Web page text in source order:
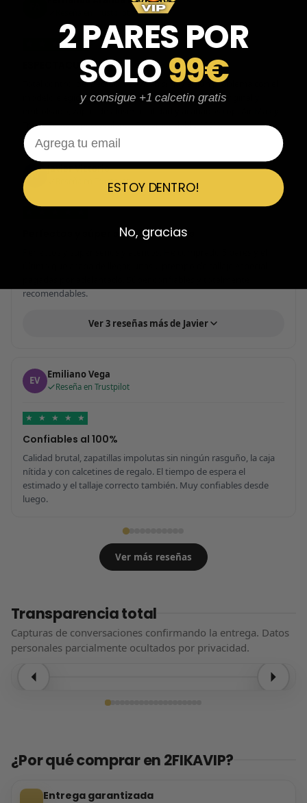
★
ESPECTACULARES
Total control del pedido, te avisan si hay algún problema con el
modelo elegido, empaquetado perfecto con caja original y
Travis Scott espectaculares. Recomendable 100%.
JV Javier Victorio
Reseña en Trustpilot
Perfectos y súper serios y atentos
recomendables.
Ver 3 reseñas más de Javier
EV Emiliano Vega
Reseña en Trustpilot
★ ★ ★ ★ ★
Confiables al 100%
Calidad brutal, zapatillas impolutas sin ningún rasguño, la caja
nítida y con calcetines de regalo. El tiempo de espera el
estimado y el tallaje correcto también. Muy confiables desde
luego.
Ver más reseñas
Transparencia total
Capturas de conversaciones confirmando la entrega. Datos
personales parcialmente ocultados por privacidad.
¿Por qué comprar en 2FIKAVIP?
Entrega garantizada
2 PARES POR
SOLO99€
y consigue +1 calcetin gratis
Email
ESTOY DENTRO!
No, gracias